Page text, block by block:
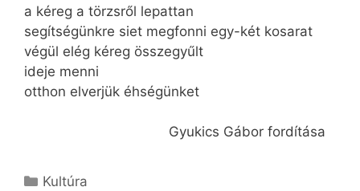
a kéreg a törzsről lepattan
segítségünkre siet megfonni egy-két kosarat
végül elég kéreg összegyűlt
ideje menni
otthon elverjük éhségünket
Gyukics Gábor fordítása
Kategória
Kultúra